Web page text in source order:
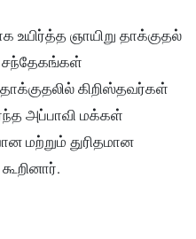
உயிர்த்த ஞாயிறு தாக்குதல்
சந்தேகங்கள்
கிறிஸ்தவர்கள்
அப்பாவி மக்கள்
மற்றும் துரிதமான